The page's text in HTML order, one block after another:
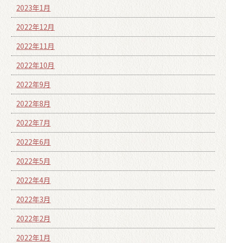
2023年1月
2022年12月
2022年11月
2022年10月
2022年9月
2022年8月
2022年7月
2022年6月
2022年5月
2022年4月
2022年3月
2022年2月
2022年1月